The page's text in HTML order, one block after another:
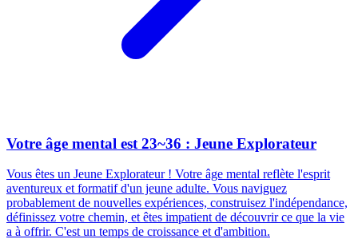
Votre âge mental est 23~36 : Jeune Explorateur
Vous êtes un Jeune Explorateur ! Votre âge mental reflète l'esprit
aventureux et formatif d'un jeune adulte. Vous naviguez
probablement de nouvelles expériences, construisez l'indépendance,
définissez votre chemin, et êtes impatient de découvrir ce que la vie
a à offrir. C'est un temps de croissance et d'ambition.